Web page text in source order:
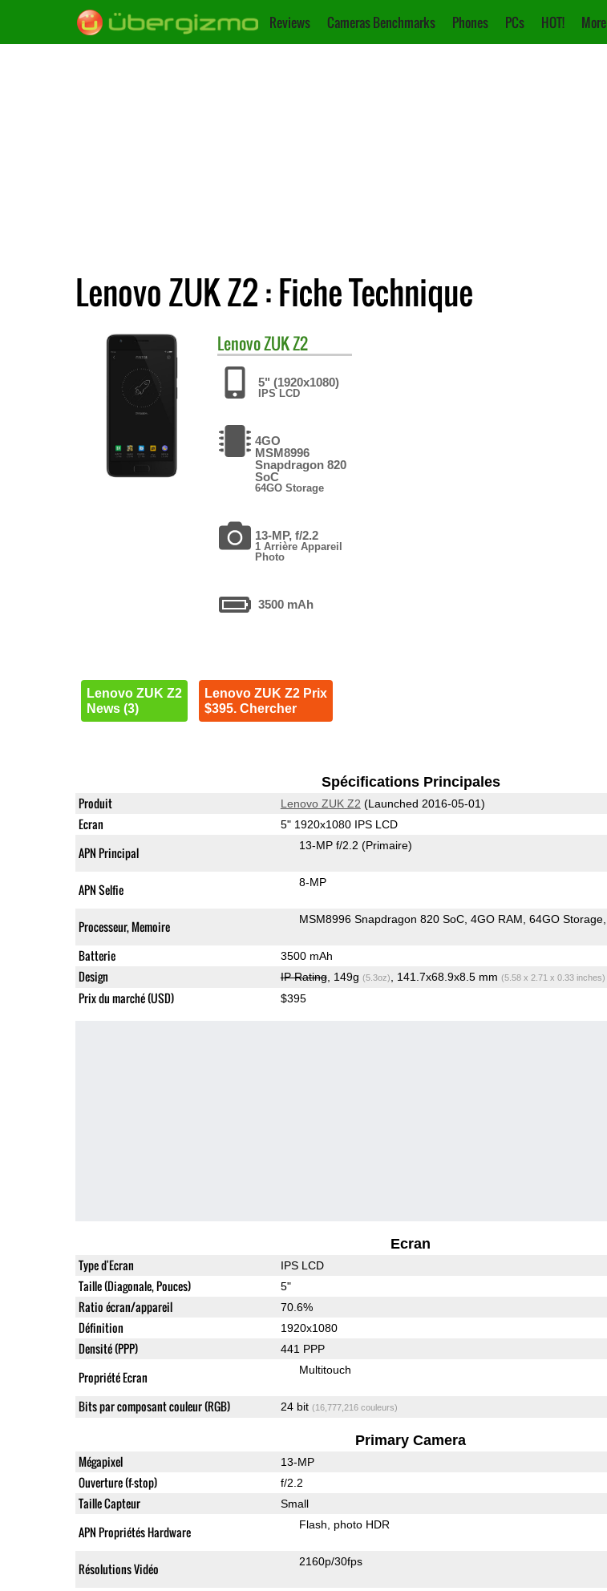
Reviews Cameras Benchmarks Phones PCs HOT! More
Lenovo ZUK Z2 : Fiche Technique
LenovoZUK Z2
5" (1920x1080)
IPS LCD
4GO
MSM8996
Snapdragon 820
SoC
64GO Storage
13-MP, f/2.2
1 Arrière Appareil
Photo
3500 mAh
Lenovo ZUK Z2
News (3)
Lenovo ZUK Z2 Prix
$395. Chercher
Spécifications Principales
Produit Lenovo ZUK Z2 (Launched 2016-05-01)
Ecran 5" 1920x1080 IPS LCD
APN Principal 13-MP f/2.2 (Primaire)
APN Selfie 8-MP
Processeur, Memoire MSM8996 Snapdragon 820 SoC 4GO RAM 64GO Storage
Batterie 3500 mAh
Design IP Rating, 149g (5.3oz) , 141.7x68.9x8.5 mm (5.58 x 2.71 x 0.33 inches)
Prix du marché (USD) $395
Ecran
Type d'Ecran IPS LCD
Taille (Diagonale, Pouces) 5"
Ratio écran/appareil 70.6%
Définition 1920x1080
Densité (PPP) 441 PPP
Propriété Ecran Multitouch
Bits par composant couleur (RGB) 24 bit (16,777,216 couleurs)
Primary Camera
Mégapixel 13-MP
Ouverture (f-stop) f/2.2
Taille Capteur Small
APN Propriétés Hardware Flash photo HDR
Résolutions Vidéo 2160p/30fps